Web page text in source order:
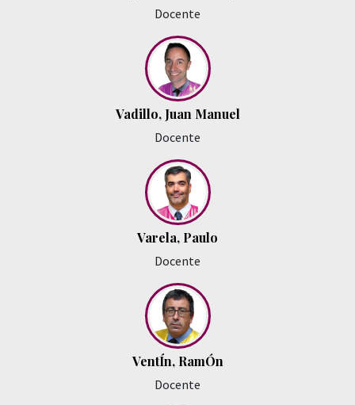
Docente
Vadillo, Juan Manuel
Docente
Varela, Paulo
Docente
VentÍn, RamÓn
Docente